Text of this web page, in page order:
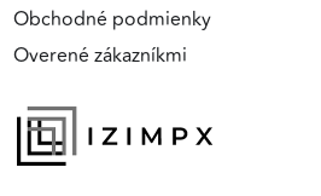
Obchodné podmienky
Overené zákazníkmi